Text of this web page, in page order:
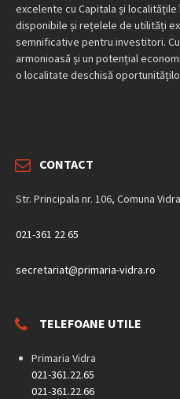
excelente cu Capitala și
disponibile și rețelele de utilități
semnificative pentru investitori.
armonioasă și un potențial
o localitate deschisă
CONTACT
Str. Principala nr. 106, Comuna
021-361 22 65
secretariat@primaria-vidra.ro
TELEFOANE UTILE
Primaria Vidra
021-361.22.65
021-361.22.66